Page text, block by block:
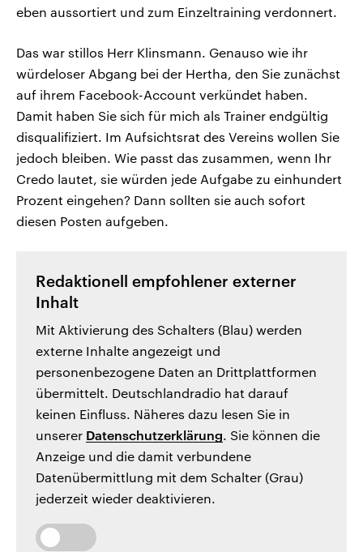
eben aussortiert und zum Einzeltraining verdonnert.
Das war stillos Herr Klinsmann. Genauso wie ihr
würdeloser Abgang bei der Hertha, den Sie zunächst
auf ihrem Facebook-Account verkündet haben.
Damit haben Sie sich für mich als Trainer endgültig
disqualifiziert. Im Aufsichtsrat des Vereins wollen Sie
jedoch bleiben. Wie passt das zusammen, wenn Ihr
Credo lautet, sie würden jede Aufgabe zu einhundert
Prozent eingehen? Dann sollten sie auch sofort
diesen Posten aufgeben.
Redaktionell empfohlener externer
Inhalt
Mit Aktivierung des Schalters (Blau) werden
externe Inhalte angezeigt und
personenbezogene Daten an Drittplattformen
übermittelt. Deutschlandradio hat darauf
keinen Einfluss. Näheres dazu lesen Sie in
unserer Datenschutzerklärung. Sie können die
Anzeige und die damit verbundene
Datenübermittlung mit dem Schalter (Grau)
jederzeit wieder deaktivieren.